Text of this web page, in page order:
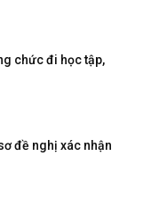
chức đi học tập,
đề nghị xác nhận